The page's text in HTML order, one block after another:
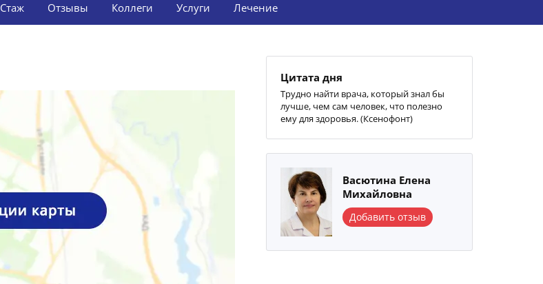
Стаж Отзывы Коллеги Услуги Лечение
Цитата дня
Трудно найти врача, который знал бы
лучше, чем сам человек, что полезно
ему для здоровья. (Ксенофонт)
Васютина Елена
Михайловна
Добавить отзыв